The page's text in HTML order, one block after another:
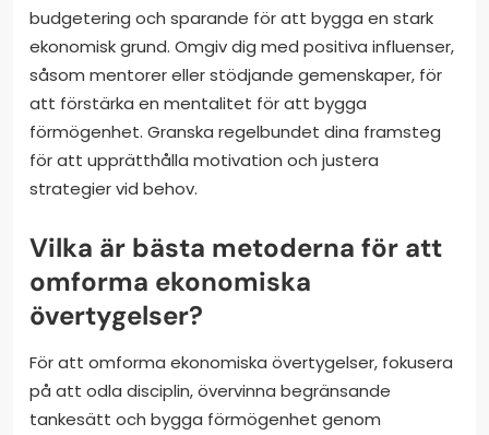
budgetering och sparande för att bygga en stark
ekonomisk grund. Omgiv dig med positiva influenser,
såsom mentorer eller stödjande gemenskaper, för
att förstärka en mentalitet för att bygga
förmögenhet. Granska regelbundet dina framsteg
för att upprätthålla motivation och justera
strategier vid behov.
Vilka är bästa metoderna för att
omforma ekonomiska
övertygelser?
För att omforma ekonomiska övertygelser, fokusera
på att odla disciplin, övervinna begränsande
tankesätt och bygga förmögenhet genom